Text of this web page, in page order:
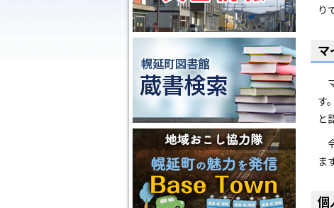
り
マ
す
と
ま
個